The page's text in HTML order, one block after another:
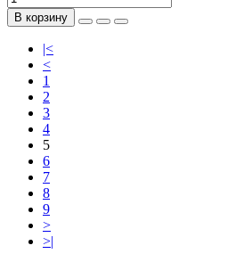
В корзину
|<
<
1
2
3
4
5
6
7
8
9
>
>|